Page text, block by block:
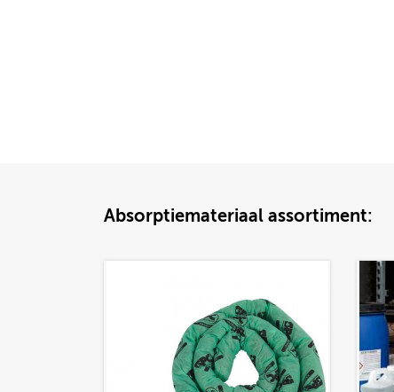
Absorptiemateriaal assortiment: